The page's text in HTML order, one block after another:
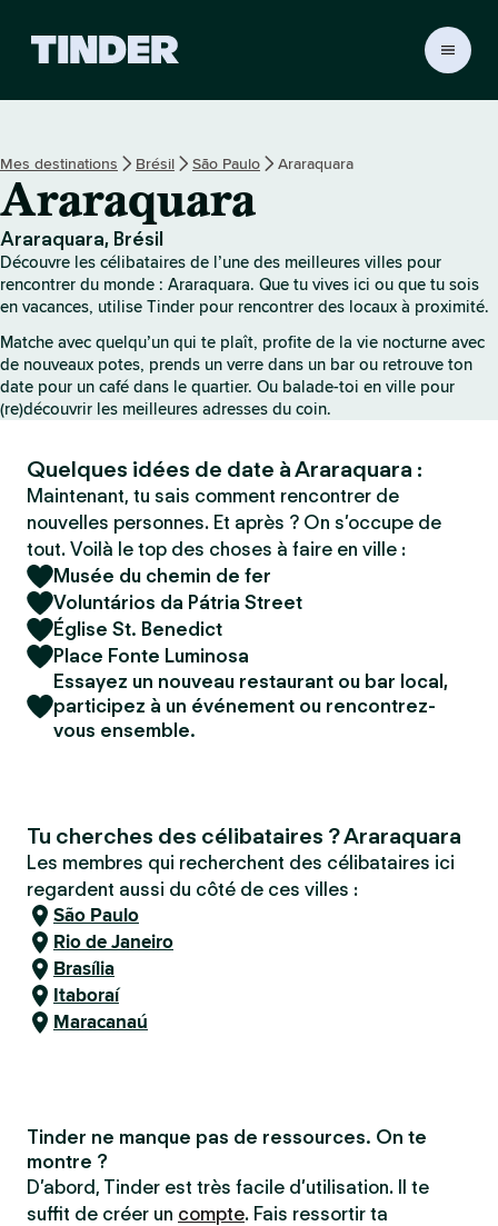
i
T
n
d
e
Mes destinations Brésil São Paulo Araraquara
Araraquara
Araraquara, Brésil
Découvre les célibataires de l’une des meilleures villes pour
rencontrer du monde : Araraquara. Que tu vives ici ou que tu sois
en vacances, utilise Tinder pour rencontrer des locaux à proximité.
Matche avec quelqu’un qui te plaît, profite de la vie nocturne avec
de nouveaux potes, prends un verre dans un bar ou retrouve ton
date pour un café dans le quartier. Ou balade-toi en ville pour
(re)découvrir les meilleures adresses du coin.
Quelques idées de date à Araraquara :
Maintenant, tu sais comment rencontrer de
nouvelles personnes. Et après ? On s’occupe de
tout. Voilà le top des choses à faire en ville :
Musée du chemin de fer
Voluntários da Pátria Street
Église St. Benedict
Place Fonte Luminosa
Essayez un nouveau restaurant ou bar local,
participez à un événement ou rencontrez-
vous ensemble.
Tu cherches des célibataires ? Araraquara
Les membres qui recherchent des célibataires ici
regardent aussi du côté de ces villes :
São Paulo
Rio de Janeiro
Brasília
Itaboraí
Maracanaú
Tinder ne manque pas de ressources. On te
montre ?
D’abord, Tinder est très facile d’utilisation. Il te
suffit de créer un compte. Fais ressortir ta